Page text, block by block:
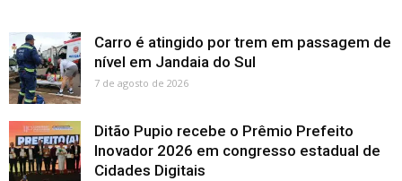
Carro é atingido por trem em passagem de
nível em Jandaia do Sul
7 de agosto de 2026
Ditão Pupio recebe o Prêmio Prefeito
Inovador 2026 em congresso estadual de
Cidades Digitais